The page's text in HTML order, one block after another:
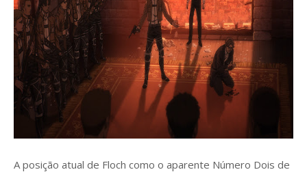
A posição atual de Floch como o aparente Número Dois de